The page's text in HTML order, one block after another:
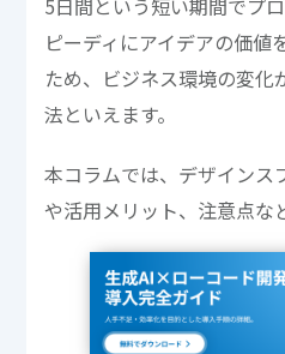
ピーディにアイデアの価値
ため、ビジネス環境の変
法といえます。
本コラムでは、デザインス
や活用メリット、注意点な